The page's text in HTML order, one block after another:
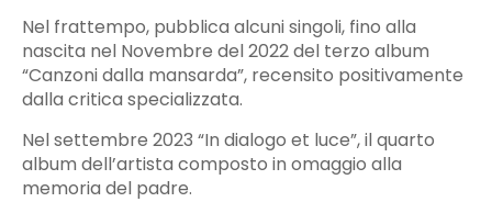
Nel frattempo, pubblica alcuni singoli, fino alla
nascita nel Novembre del 2022 del terzo album
“Canzoni dalla mansarda”, recensito positivamente
dalla critica specializzata.
Nel settembre 2023 “In dialogo et luce”, il quarto
album dell’artista composto in omaggio alla
memoria del padre.